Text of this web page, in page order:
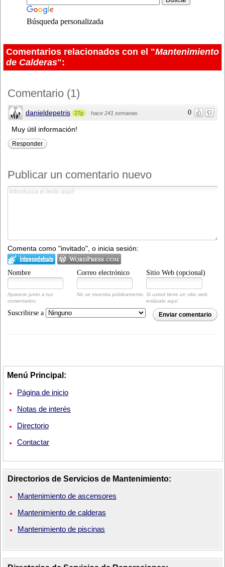
Búsqueda personalizada
Comentarios relacionados con el "Mantenimiento
de Calderas":
Comentario(1)
0
danieldepetris 27p · hace 241 semanas
Muy útil información!
Responder
Publicar un comentario nuevo
Comenta como "invitado", o inicia sesión:
Nombre Correo electrónico Sitio Web (opcional)
Aparece junto a tus
comentarios.
No se muestra públicamente.
Si usted tiene un sitio web,
enlázalo aquí.
Enviar comentario
Suscribirse a
Menú Principal:
Página de inicio
Notas de interés
Directorio
Contactar
Directorios de Servicios de Mantenimiento:
Mantenimiento de ascensores
Mantenimiento de calderas
Mantenimiento de piscinas